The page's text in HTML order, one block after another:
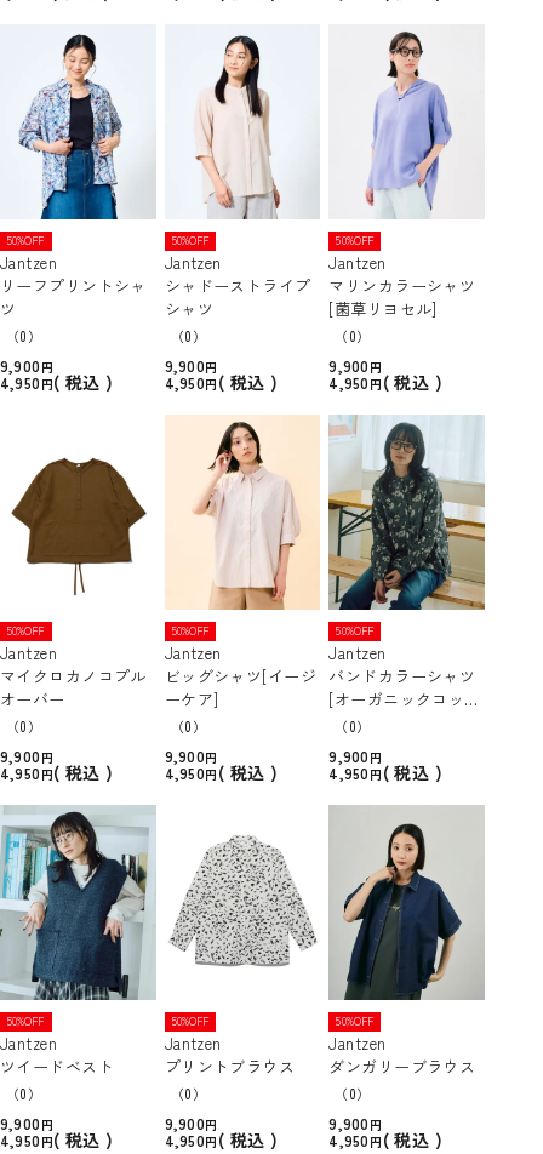
50%OFF
Jantzen
リーフプリントシャ
ツ
（0）
9,900
4,950
税込
50%OFF
Jantzen
シャドーストライプ
シャツ
（0）
9,900
4,950
税込
50%OFF
Jantzen
マリンカラーシャツ
[菌草リヨセル]
（0）
9,900
4,950
税込
50%OFF
Jantzen
マイクロカノコプル
オーバー
（0）
9,900
4,950
税込
50%OFF
Jantzen
ビッグシャツ[イージ
ーケア]
（0）
9,900
4,950
税込
50%OFF
Jantzen
バンドカラーシャツ
[オーガニックコット
ン]
（0）
9,900
4,950
税込
50%OFF
Jantzen
ツイードベスト
（0）
9,900
4,950
税込
50%OFF
Jantzen
プリントブラウス
（0）
9,900
4,950
税込
50%OFF
Jantzen
ダンガリーブラウス
（0）
9,900
4,950
税込